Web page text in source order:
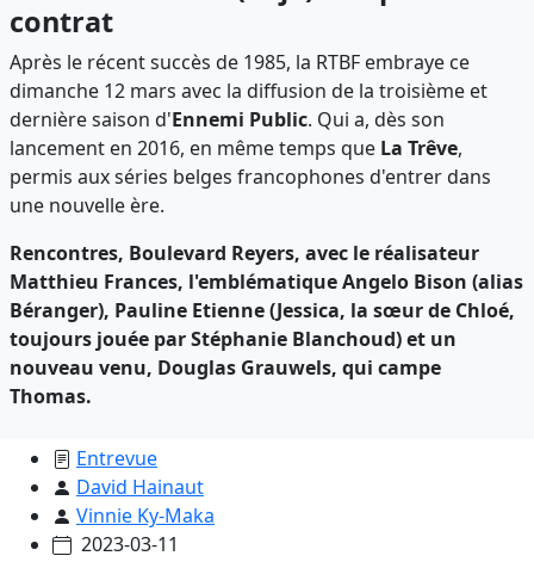
contrat
Après le récent succès de 1985, la RTBF embraye ce
dimanche 12 mars avec la diffusion de la troisième et
dernière saison d'Ennemi Public. Qui a, dès son
lancement en 2016, en même temps que La Trêve,
permis aux séries belges francophones d'entrer dans
une nouvelle ère.
Rencontres, Boulevard Reyers, avec le réalisateur
Matthieu Frances, l'emblématique Angelo Bison (alias
Béranger), Pauline Etienne (Jessica, la sœur de Chloé,
toujours jouée par Stéphanie Blanchoud) et un
nouveau venu, Douglas Grauwels, qui campe
Thomas.
Entrevue
David Hainaut
Vinnie Ky-Maka
2023-03-11